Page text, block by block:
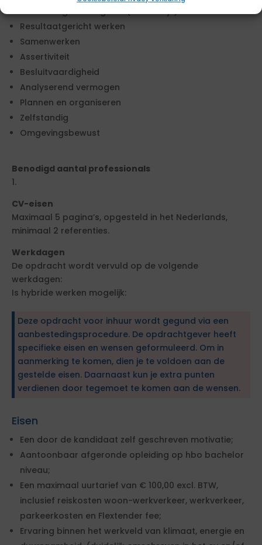
Uitdrukkingsvaardigheid (schriftelijk)
Resultaatgericht werken
Samenwerken
Assertiviteit
Besluitvaardigheid
Analyserend vermogen
Plannen en organiseren
Zelfstandig
Omgevingsbewust
Benodigd aantal professionals
1.
CV-eisen
Maximaal 5 pagina’s, opgesteld in het Nederlands,
minimaal 2 referenties.
Werkdagen
De opdracht wordt vervuld op de volgende
werkdagen:
Is hybride werken mogelijk:
Deze opdracht voor inhuur wordt gegund via een
aanbestedingsprocedure. De opdrachtgever heeft
specifieke eisen en wensen geformuleerd. Om in
aanmerking te komen, dien je te voldoen aan de
gestelde eisen. Daarnaast kun je extra punten
verdienen door tegemoet te komen aan de wensen.
Eisen
Een door de kandidaat zelf geschreven motivatie;
Aantoonbaar afgeronde opleiding op hbo bachelor
niveau;
Een maximaal uurtarief van € 100,00 excl. BTW,
inclusief reiskosten woon-werkverkeer, werkverkeer,
parkeerkosten en Flextender fee;
Ervaring binnen het werkveld van klimaat, energie en